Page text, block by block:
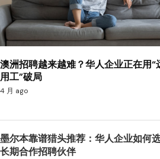
澳洲招聘越来越难？华人企业正在用“
用工”破局
4 月 ago
墨尔本靠谱猎头推荐：华人企业如何
长期合作招聘伙伴